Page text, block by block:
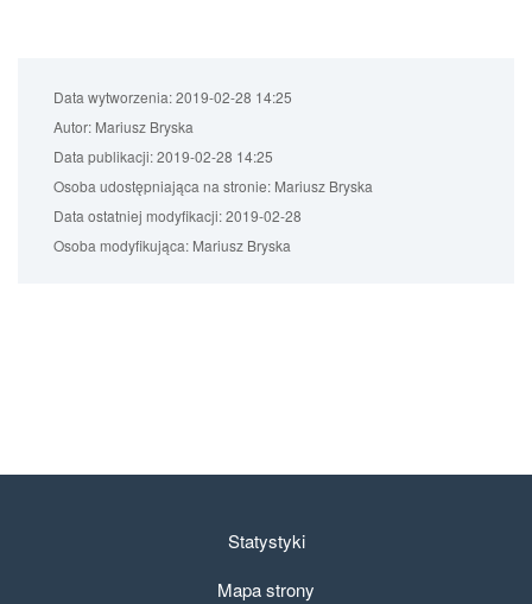
Data wytworzenia:2019-02-28 14:25
Autor: Mariusz Bryska
Data publikacji:2019-02-28 14:25
Osoba udostępniająca na stronie: Mariusz Bryska
Data ostatniej modyfikacji:2019-02-28
Osoba modyfikująca: Mariusz Bryska
Statystyki
Mapa strony